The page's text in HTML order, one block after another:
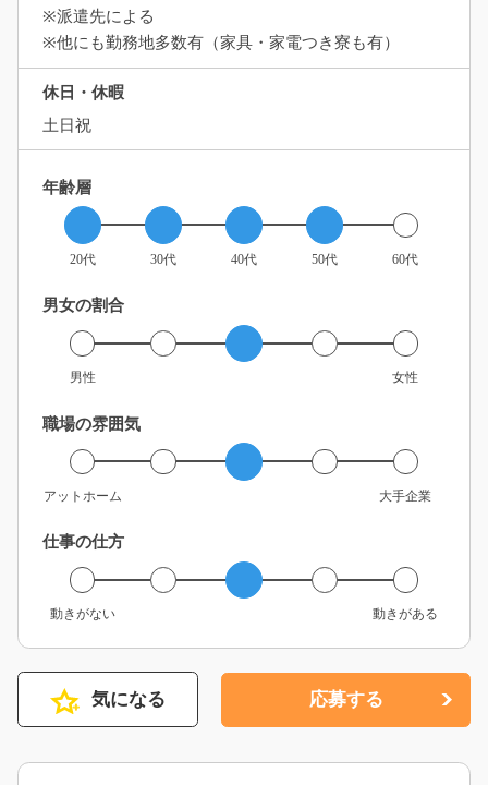
※派遣先による
※他にも勤務地多数有（家具・家電つき寮も有）
休日・休暇
土日祝
年齢層
20代 30代 40代 50代 60代
男女の割合
男性 女性
職場の雰囲気
アットホーム 大手企業
仕事の仕方
動きがない 動きがある
気になる 応募する